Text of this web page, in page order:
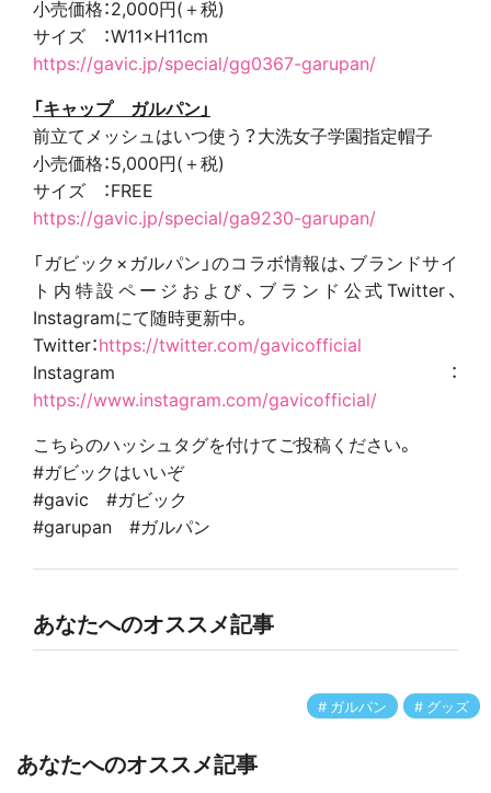
小売価格：2,000円(＋税)
サイズ ：W11×H11cm
https://gavic.jp/special/gg0367-garupan/
「キャップ ガルパン」
前立てメッシュはいつ使う？大洗女子学園指定帽子
小売価格：5,000円(＋税)
サイズ ：FREE
https://gavic.jp/special/ga9230-garupan/
「ガビック×ガルパン」のコラボ情報は、ブランドサイ
ト内特設ページおよび、ブランド公式Twitter、
Instagramにて随時更新中。
Twitter：https://twitter.com/gavicofficial
Instagram：
https://www.instagram.com/gavicofficial/
こちらのハッシュタグを付けてご投稿ください。
#ガビックはいいぞ
#gavic #ガビック
#garupan #ガルパン
あなたへのオススメ記事
ガルパン グッズ
あなたへのオススメ記事